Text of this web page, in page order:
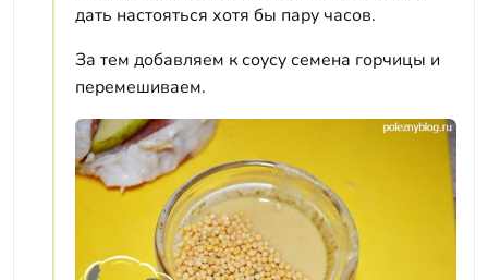
дать настояться хотя бы пару часов.
За тем добавляем к соусу семена горчицы и
перемешиваем.